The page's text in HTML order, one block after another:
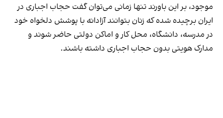
موجود، بر این باورند تنها زمانی می‌توان گفت حجاب اجباری در
ایران برچیده شده که زنان بتوانند آزادانه با پوشش دلخواه خود
در مدرسه، دانشگاه، محل کار و اماکن دولتی حاضر شوند و
مدارک هویتی بدون حجاب اجباری داشته باشند.